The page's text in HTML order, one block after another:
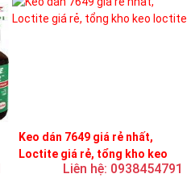
Keo dán 7649 giá rẻ nhất,
Loctite giá rẻ, tổng kho keo
Liên hệ: 0938454791